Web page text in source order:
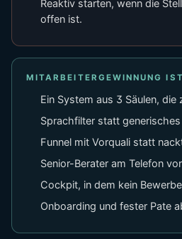
Reaktiv starten, wenn die
offen ist.
MITARBEITERGEWINNUNG IST
Ein System aus 3 Säulen, die
Sprachfilter statt
Funnel mit Vorquali statt
Senior-Berater am Telefon
Cockpit, in dem kein
Onboarding und fester Pate